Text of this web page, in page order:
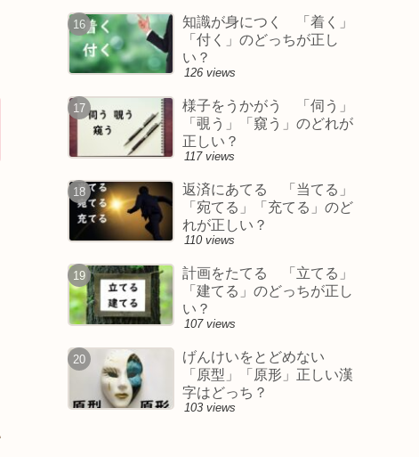
知識が身につく 「着く」
「付く」のどっちが正し
い？
126 views
様子をうかがう 「伺う」
「覗う」「窺う」のどれが
正しい？
117 views
返済にあてる 「当てる」
「宛てる」「充てる」のど
れが正しい？
110 views
計画をたてる 「立てる」
「建てる」のどっちが正し
い？
107 views
げんけいをとどめない
「原型」「原形」正しい漢
字はどっち？
103 views